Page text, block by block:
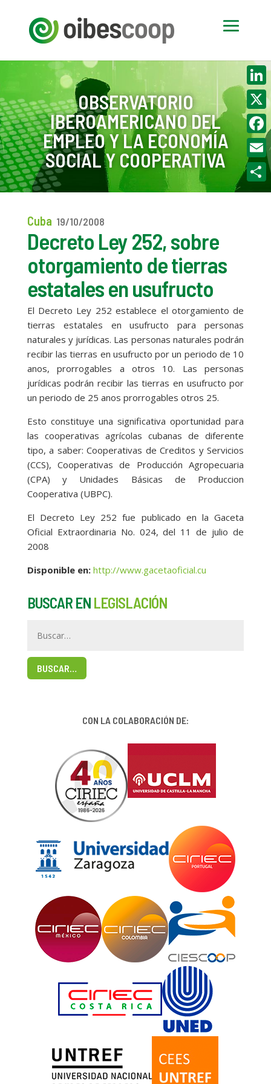
OBSERVATORIO
IBEROAMERICANO DEL
EMPLEO Y LA ECONOMÍA
SOCIAL Y COOPERATIVA
Cuba 19/10/2008
Decreto Ley 252, sobre
otorgamiento de tierras
estatales en usufructo
El Decreto Ley 252 establece el otorgamiento de
tierras estatales en usufructo para personas
naturales y jurídicas. Las personas naturales podrán
recibir las tierras en usufructo por un periodo de 10
anos, prorrogables a otros 10. Las personas
jurídicas podrán recibir las tierras en usufructo por
un periodo de 25 anos prorrogables otros 25.
Esto constituye una significativa oportunidad para
las cooperativas agrícolas cubanas de diferente
tipo, a saber: Cooperativas de Creditos y Servicios
(CCS), Cooperativas de Producción Agropecuaria
(CPA) y Unidades Básicas de Produccion
Cooperativa (UBPC).
El Decreto Ley 252 fue publicado en la Gaceta
Oficial Extraordinaria No. 024, del 11 de julio de
2008
Disponible en: http://www.gacetaoficial.cu
BUSCAR EN LEGISLACIÓN
BUSCAR…
CON LA COLABORACIÓN DE:
X
Email